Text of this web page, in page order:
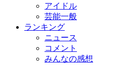
アイドル
芸能一般
ランキング
ニュース
コメント
みんなの感想